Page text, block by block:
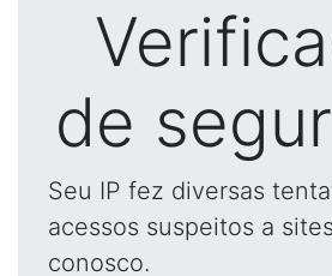
de
Seu IP fez diversas
acessos suspeitos a
conosco.